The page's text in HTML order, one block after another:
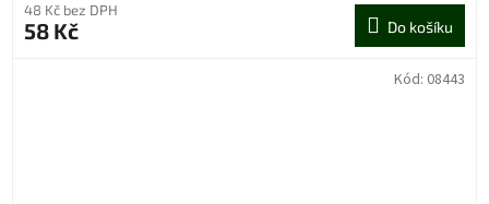
48 Kč bez DPH
58 Kč Do košíku
Kód: 08443